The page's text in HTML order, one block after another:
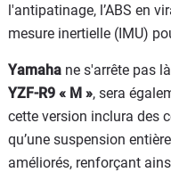
l'antipatinage, l’ABS en
mesure inertielle (IMU)
Yamaha ne s'arrête pas
YZF-R9 « M », sera
cette version inclura des
qu’une suspension
améliorés, renforçant